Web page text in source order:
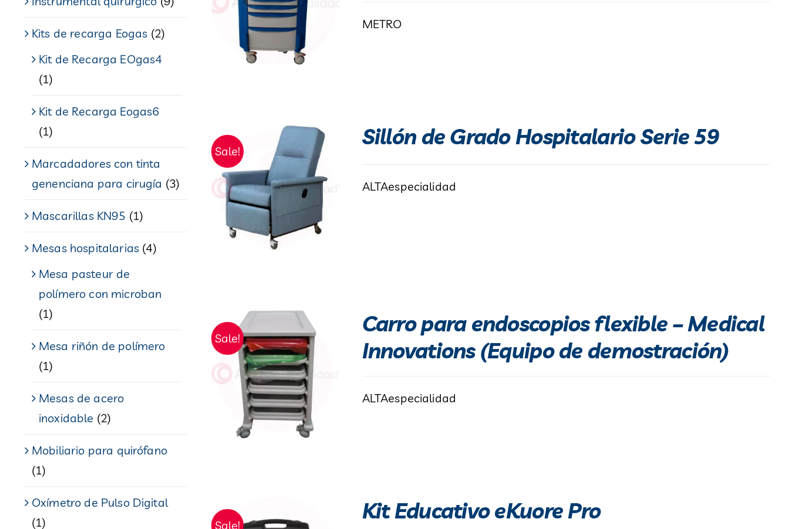
Kits de recarga Eogas (2)
Kit de Recarga EOgas4
(1)
Kit de Recarga Eogas6
(1)
Marcadadores con tinta
genenciana para cirugía (3)
Mascarillas KN95 (1)
Mesas hospitalarias (4)
Mesa pasteur de
polímero con microban
(1)
Mesa riñón de polímero
(1)
Mesas de acero
inoxidable (2)
Mobiliario para quirófano
(1)
Oxímetro de Pulso Digital
(1)
METRO
Sale!
Sillón de Grado Hospitalario Serie 59
ALTAespecialidad
Sale!
Carro para endoscopios flexible – Medical
Innovations (Equipo de demostración)
ALTAespecialidad
Sale!
Kit Educativo eKuore Pro